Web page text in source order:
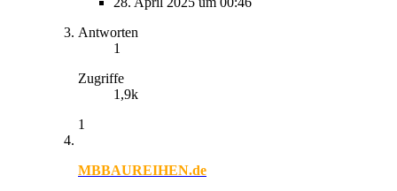
Antworten
1
Zugriffe
1,9k
1
MBBAUREIHEN.de